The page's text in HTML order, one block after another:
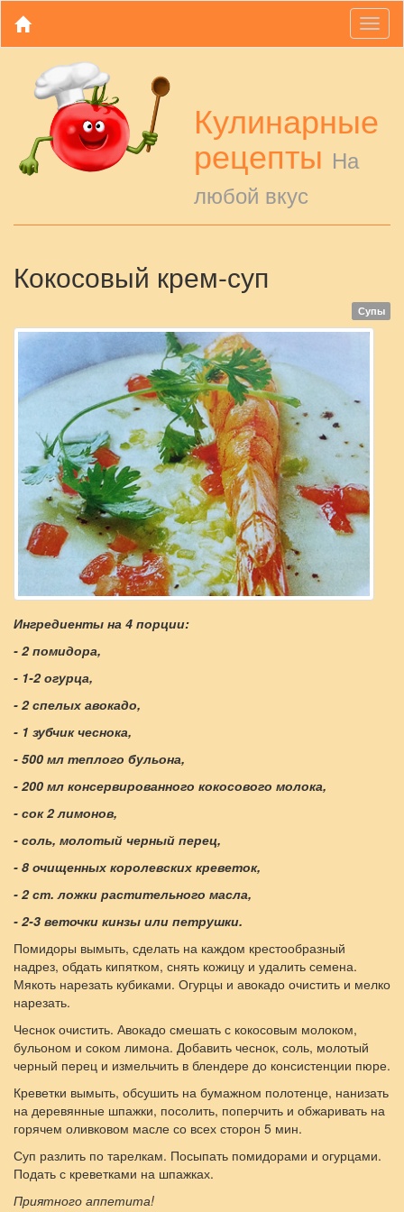
Кулинарные
рецепты На
любой вкус
Кокосовый крем-суп
Супы
Ингредиенты на 4 порции:
- 2 помидора,
- 1-2 огурца,
- 2 спелых авокадо,
- 1 зубчик чеснока,
- 500 мл теплого бульона,
- 200 мл консервированного кокосового молока,
- сок 2 лимонов,
- соль, молотый черный перец,
- 8 очищенных королевских креветок,
- 2 ст. ложки растительного масла,
- 2-3 веточки кинзы или петрушки.
Помидоры вымыть, сделать на каждом крестообразный
надрез, обдать кипятком, снять кожицу и удалить семена.
Мякоть нарезать кубиками. Огурцы и авокадо очистить и мелко
нарезать.
Чеснок очистить. Авокадо смешать с кокосовым молоком,
бульоном и соком лимона. Добавить чеснок, соль, молотый
черный перец и измельчить в блендере до консистенции пюре.
Креветки вымыть, обсушить на бумажном полотенце, нанизать
на деревянные шпажки, посолить, поперчить и обжаривать на
горячем оливковом масле со всех сторон 5 мин.
Суп разлить по тарелкам. Посыпать помидорами и огурцами.
Подать с креветками на шпажках.
Приятного аппетита!